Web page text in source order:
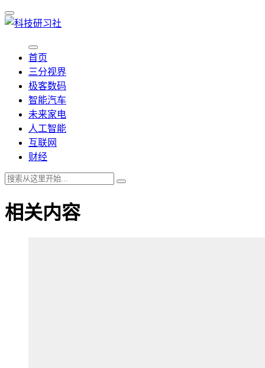
首页
三分视界
极客数码
智能汽车
未来家电
人工智能
互联网
财经
相关内容